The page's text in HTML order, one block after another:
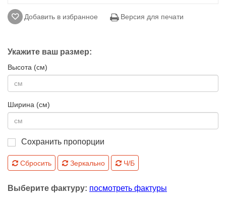
Добавить в избранное Версия для печати
Укажите ваш размер:
Высота (см)
Ширина (см)
Сохранить пропорции
Сбросить Зеркально Ч/Б
Выберите фактуру: посмотреть фактуры